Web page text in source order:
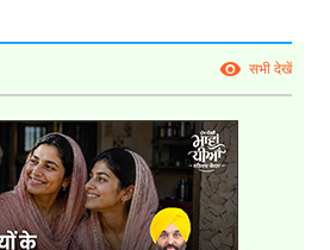
सभी देखें